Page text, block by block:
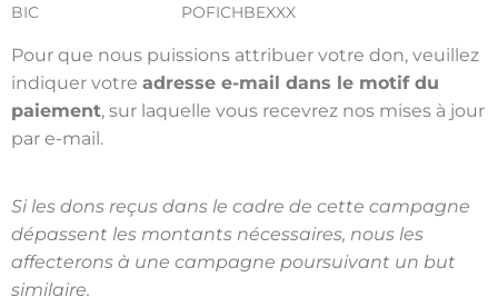
BIC
POFICHBEXXX
Pour que nous puissions attribuer votre don, veuillez
indiquer votre adresse e-mail dans le motif du
paiement, sur laquelle vous recevrez nos mises à jour
par e-mail.
Si les dons reçus dans le cadre de cette campagne
dépassent les montants nécessaires, nous les
affecterons à une campagne poursuivant un but
similaire.